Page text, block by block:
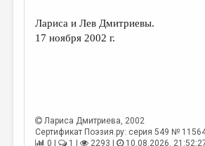
Лариса и Лев Дмитриевы.
17 ноября 2002 г.
Лариса Дмитриева, 2002
Сертификат Поэзия.ру: серия 549 №
0 |
1 | 2293 |
10.08.2026.